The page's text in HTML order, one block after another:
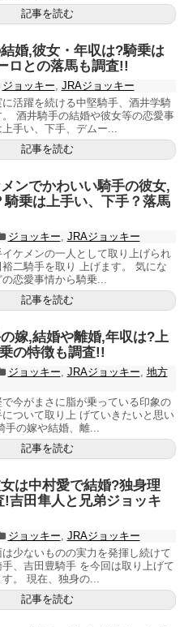
記事を読む
婚,彼女・年収は?騎乗は
ロとの落馬も調査!!
ジョッキー JRAジョッキー
活躍を続ける中堅騎手、酒井学騎
酒井騎手の結婚や彼女等の恋愛事
手い、下手、デムー...
記事を読む
ンでかわいい騎手の彼女,
騎乗は上手い、下手？落馬
ジョッキー JRAジョッキー
ケメンの一人として取り上げられ
二騎手を取り 上げます。 気にな
恋愛事情から騎乗...
記事を読む
嫁,結婚や離婚,年収は?上
の特徴も調査!!
ジョッキー JRAジョッキー 地方
今がまさに脂が乗っている印象の
ついて取り上 げていきたいと思い
手の嫁や結婚、離...
記事を読む
は中村愛で結婚?独身理
!吉田隼人と兄弟ジョッキ
ジョッキー JRAジョッキー
少ないものの実力を発揮し続けて
、吉田豊騎手 を今回は取り上げて
。 現在、独身の...
記事を読む